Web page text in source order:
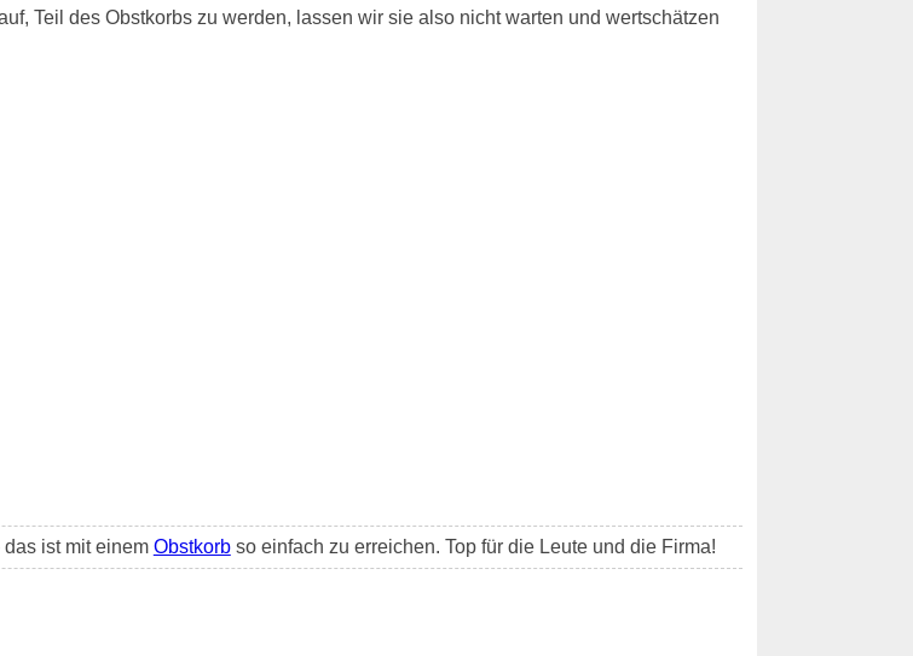
Teil des Obstkorbs zu werden, lassen wir sie also nicht warten und wertschätzen
ist mit einem Obstkorbso einfach zu erreichen. Top für die Leute und die Firma!